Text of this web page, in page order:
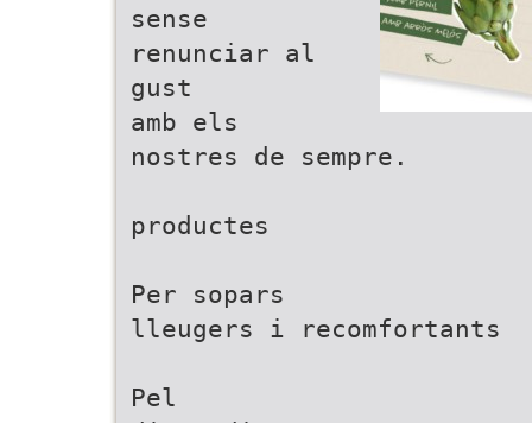
sense
renunciar al
gust
amb els
nostres de sempre.
productes
Per sopars
lleugers i recomfortants
Pel